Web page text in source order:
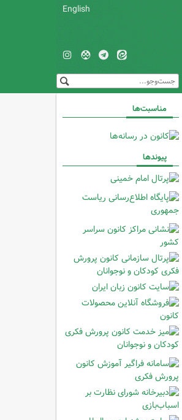
English
مناسبت‌ها
پیوندها